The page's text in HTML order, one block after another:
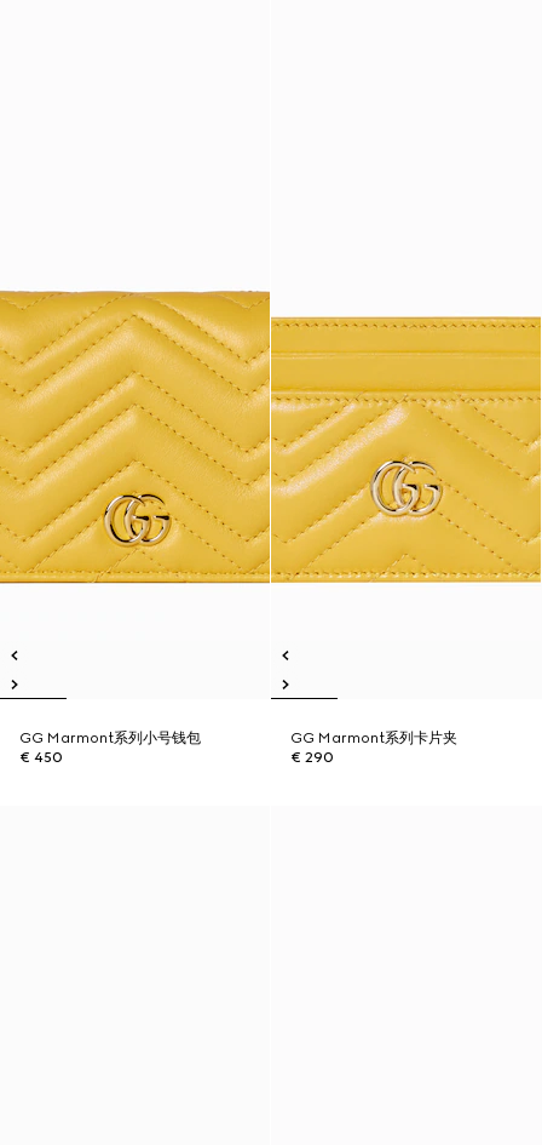
GG Marmont系列小号钱包
€ 450
GG Marmont系列卡片夹
€ 290